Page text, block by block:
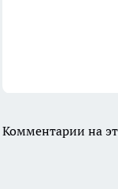
Комментарии на